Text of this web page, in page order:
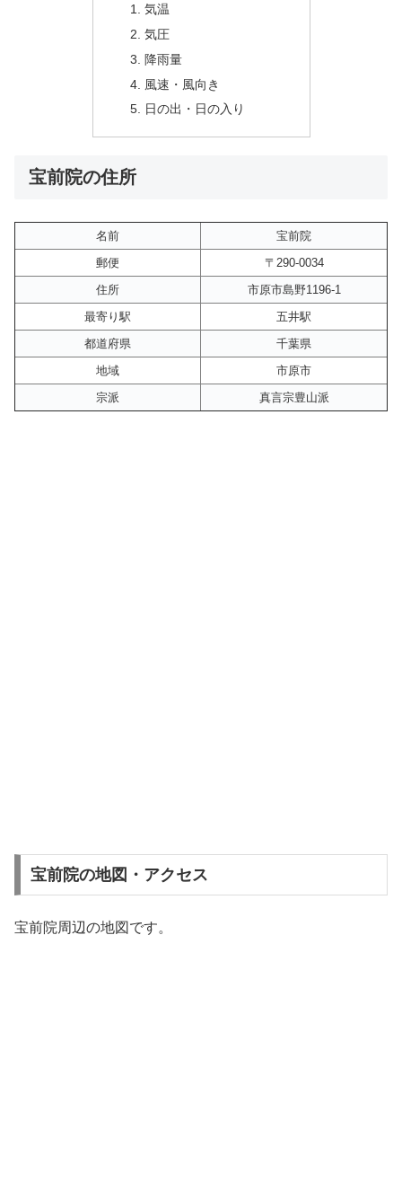
気温
気圧
降雨量
風速・風向き
日の出・日の入り
宝前院の住所
名前
宝前院
郵便
〒290-0034
住所
市原市島野1196-1
最寄り駅
五井駅
都道府県
千葉県
地域
市原市
宗派
真言宗豊山派
宝前院の地図・アクセス
宝前院周辺の地図です。